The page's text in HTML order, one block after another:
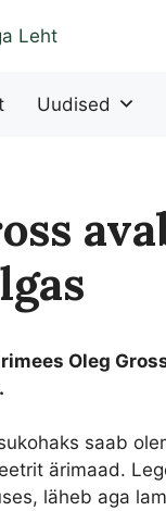
Uudised
Oleg
saab
ärimaad.
läheb aga